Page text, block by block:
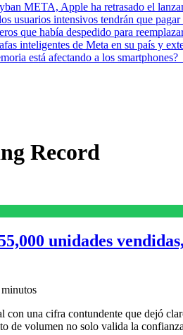
META, Apple ha retrasado el
usuarios intensivos tendrán que
que había despedido para
inteligentes de Meta en su país y
está afectando a los smartphones?
Record
unidades
una cifra contundente que dejó
de volumen no solo valida la